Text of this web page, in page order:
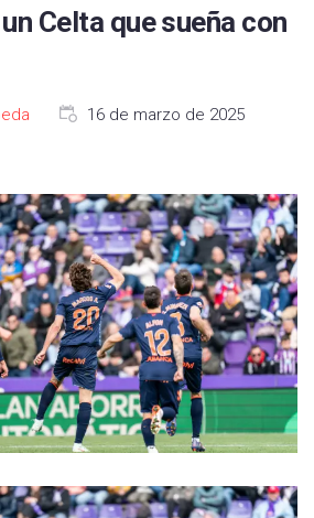
Celta que sueña con
16 de marzo de 2025